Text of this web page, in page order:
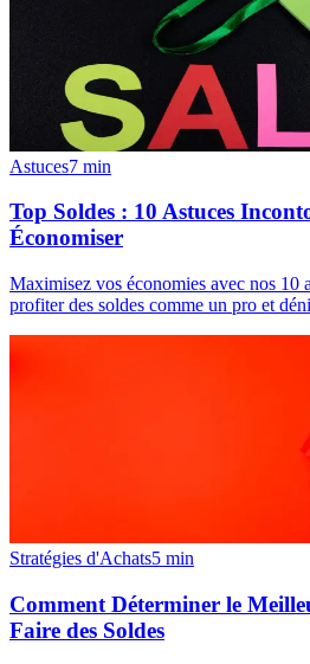
Astuces7 min
Top Soldes : 10 Astuces
Économiser
Maximisez vos économies avec nos 10
profiter des soldes comme un pro et
Stratégies d'Achats5 min
Comment Déterminer le
Faire des Soldes